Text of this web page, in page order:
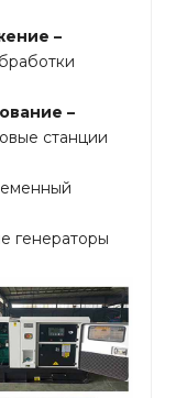
–
–
станции
генераторы